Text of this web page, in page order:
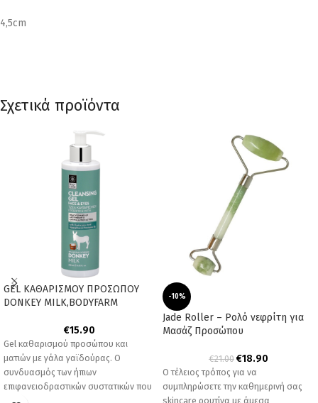
4,5cm
Σχετικά προϊόντα
GEL ΚΑΘΑΡΙΣΜΟΥ ΠΡΟΣΩΠΟΥ
DONKEY MILK,BODYFARM
€15.90
Gel καθαρισμού προσώπου και
ματιών με γάλα γαϊδούρας. Ο
συνδυασμός των ήπιων
επιφανειοδραστικών συστατικών που
περιέχει, της προβιταμίνης Β5, της
-10%
Jade Roller – Ρολό νεφρίτη για
Μασάζ Προσώπου
€21.00 €18.90
Ο τέλειος τρόπος για να
συμπληρώσετε την καθημερινή σας
skincare ρουτίνα με άμεσα